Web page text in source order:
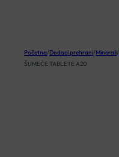
Početna/Dodaci prehrani/Minerali/
ŠUMEĆE TABLETE A20